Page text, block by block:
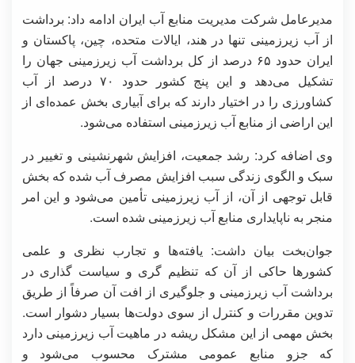
مدیرعامل شرکت مدیریت منابع آب ایران ادامه داد: برداشت
از آب زیرزمینی تنها در هند، ایالات متحده، چین، پاکستان و
ایران حدود ۶۵ درصد از کل برداشت آب زیرزمینی جهان را
تشکیل می‌دهد و این پنج کشور حدود ۷۰ درصد از آب
کشاورزی را در اختیار دارند که برای آبیاری بخش عمده‌ای از
این اراضی از منابع آب زیرزمینی استفاده می‌شود.
وی اضافه کرد: رشد جمعیت، افزایش شهرنشینی و تغییر در
سبک و الگوی زندگی سبب افزایش مصرف آب شده که بخش
قابل توجهی از آن، از آب زیرزمینی تأمین می‌شود و این امر
منجر به ناپایداری منابع آب زیرزمینی شده است.
جوان‌بخت بیان داشت: یافته‌ها و تجارب نظری و علمی
کشورها حاکی از آن که تنظیم گری و سیاست گذاری در
برداشت آب زیرزمینی و جلوگیری از افت آن صرفاً از طریق
تدوین مقررات و کنترل از سوی دولت‌ها بسیار دشوار است.
بخش مهمی از این مشکل ریشه در ماهیت آب زیرزمینی دارد
که جزو منابع عمومی مشترک محسوب می‌شود و